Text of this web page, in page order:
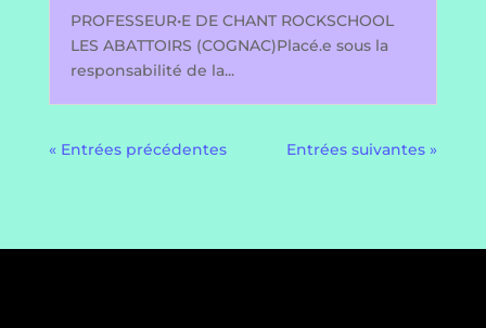
PROFESSEUR•E DE CHANT ROCKSCHOOL
LES ABATTOIRS (COGNAC)Placé.e sous la
responsabilité de la...
« Entrées précédentes Entrées suivantes »